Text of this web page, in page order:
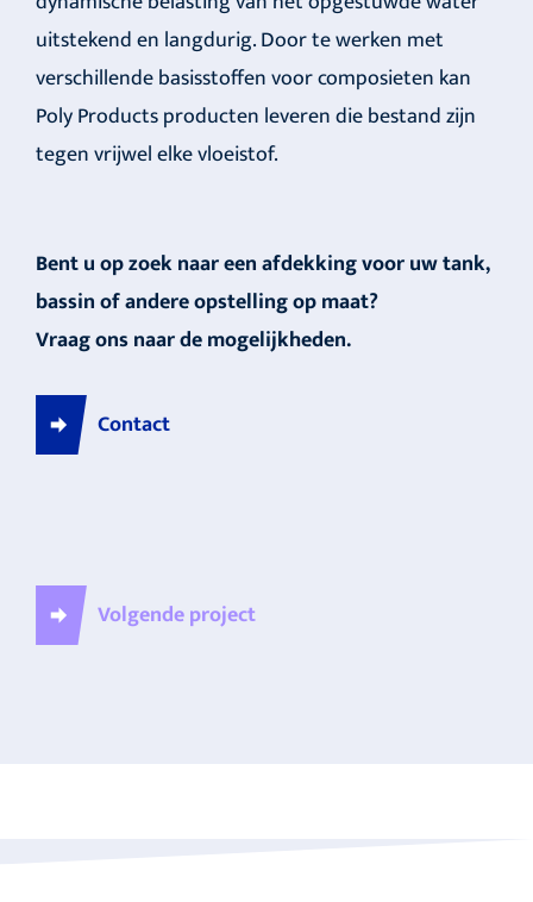
uitstekend en langdurig. Door te werken met
verschillende basisstoffen voor composieten kan
Poly Products producten leveren die bestand zijn
tegen vrijwel elke vloeistof.
Bent u op zoek naar een afdekking voor uw tank,
bassin of andere opstelling op maat?
Vraag ons naar de mogelijkheden.
Contact
Volgende project